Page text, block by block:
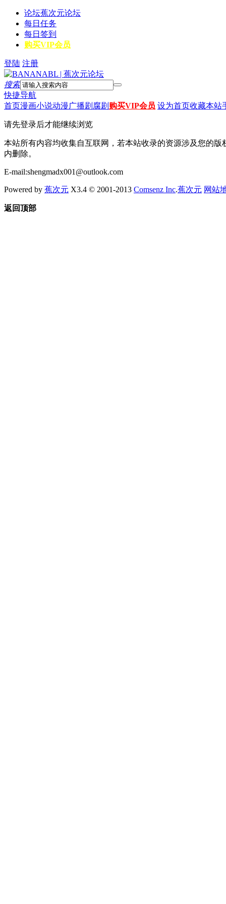
论坛蕉次元论坛
每日任务
每日签到
购买VIP会员
登陆 注册
搜索
快捷导航
首页漫画小说动漫广播剧 腐剧 购买VIP会员 设为首页收藏本站
请先登录后才能继续浏览
本站所有内容均收集自互联网，若本站收录的资源涉及您的
内删除。
E-mail:shengmadx001@outlook.com
Powered by 蕉次元 X3.4 © 2001-2013 Comsenz Inc.蕉次元 网站
返回顶部